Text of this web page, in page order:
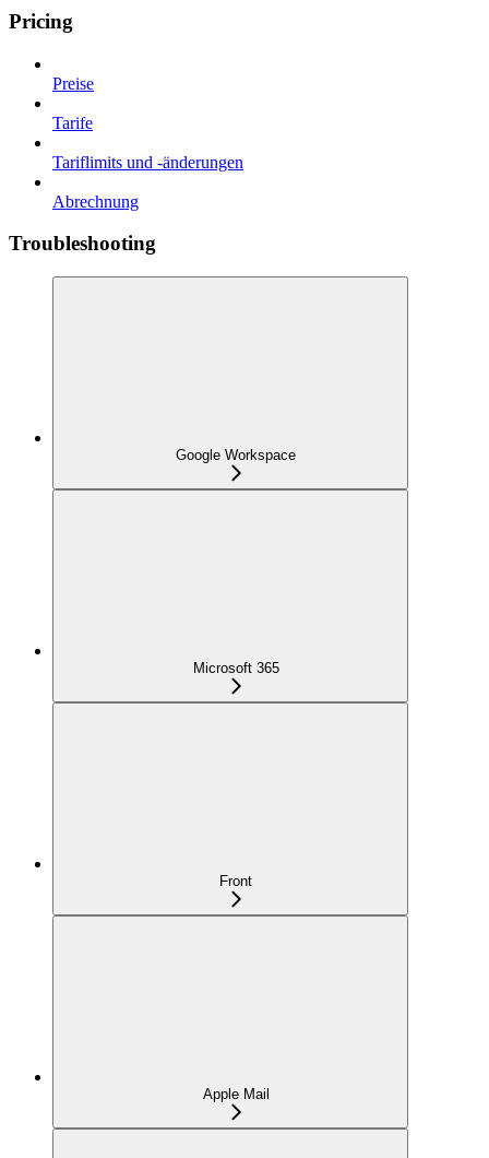
Pricing
Preise
Tarife
Tariflimits und -änderungen
Abrechnung
Troubleshooting
Google Workspace
Microsoft 365
Front
Apple Mail